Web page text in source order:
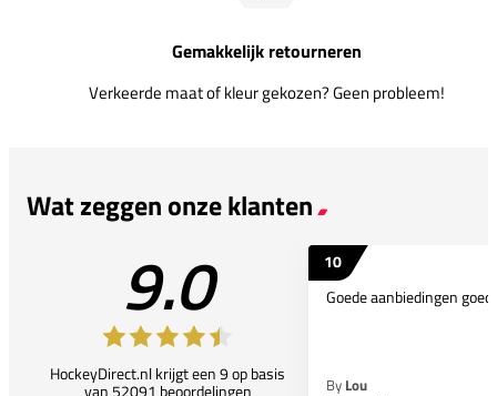
Gemakkelijk retourneren
Verkeerde maat of kleur gekozen? Geen probleem!
Wat zeggen onze klanten
9.0
HockeyDirect.nl krijgt een 9 op basis
van 52091 beoordelingen
10
Goede aanbiedingen
By Lou